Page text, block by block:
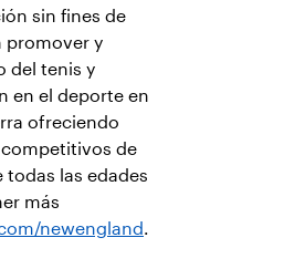
sin fines de
promover y
del tenis y
en el deporte en
ofreciendo
de
todas las edades
más
newengland.